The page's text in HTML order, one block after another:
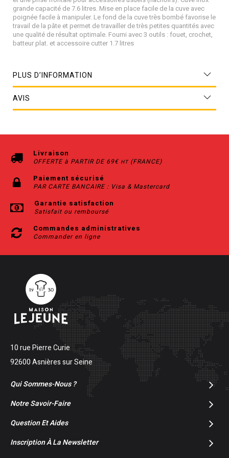
grande capacité de 7.6 litres. Mise en place facile de la cuve avec
poignée facile à manipuler. Le fond de la cuve très bombé favorise le
travail de la pâte et permet de travailler de très petites quantités avec
une qualité de résultat optimale. Fourni avec 3 outils : fouet, crochet,
batteur plat. et accessoire cutter 1.7 litres
PLUS D’INFORMATION
AVIS
Livraison
OFFERTE à PARTIR DE 69€ HT(FRANCE)
Paiement sécurisé
PAR CARTE BANCAIRE : Visa & Mastercard
Garantie satisfaction
Satisfait ou remboursé
Commandes administratives
Commander en ligne
10 rue Pierre Curie
92600 Asnières sur Seine
Qui Sommes-Nous ?
Notre Savoir-Faire
Question Et Aides
Inscription À La Newsletter